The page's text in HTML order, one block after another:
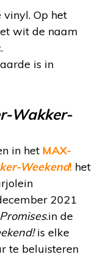
Op het
wit de naam
is in
Wakker-
in het MAX-
Weekend! het
2021
.in de
is elke
te beluisteren